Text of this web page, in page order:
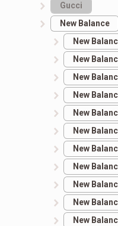
Gucci
New Balance
New
New
New
New
New
New
New
New
New
New
New